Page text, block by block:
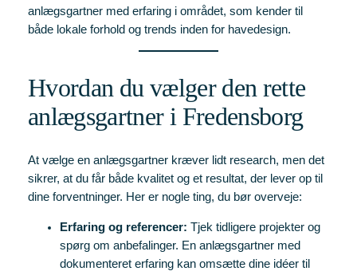
anlægsgartner med erfaring i området, som kender til
både lokale forhold og trends inden for havedesign.
Hvordan du vælger den rette
anlægsgartner i Fredensborg
At vælge en anlægsgartner kræver lidt research, men det
sikrer, at du får både kvalitet og et resultat, der lever op til
dine forventninger. Her er nogle ting, du bør overveje:
Erfaring og referencer: Tjek tidligere projekter og
spørg om anbefalinger. En anlægsgartner med
dokumenteret erfaring kan omsætte dine idéer til